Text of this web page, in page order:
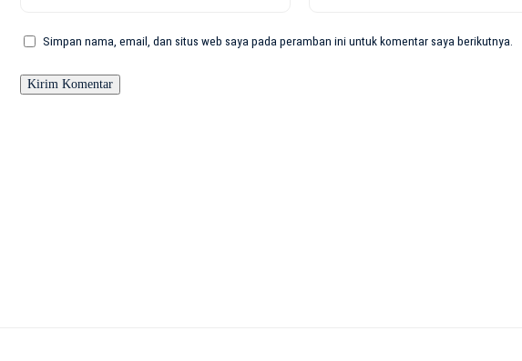
Simpan nama, email, dan situs web saya pada peramban ini untuk komentar saya berikutnya.